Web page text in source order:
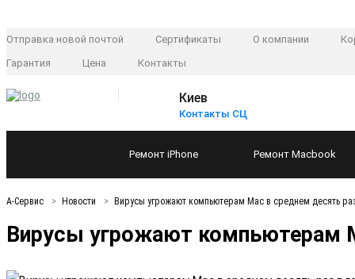
Отправка новой почтой Сертификаты О компании
Гарантия
Цена Контакты
Киев
Контакты СЦ
Ремонт iPhone Ремонт Macbook
А-Сервис Новости Вирусы угрожают компьютерам Mac в среднем десять
Вирусы угрожают компьютерам